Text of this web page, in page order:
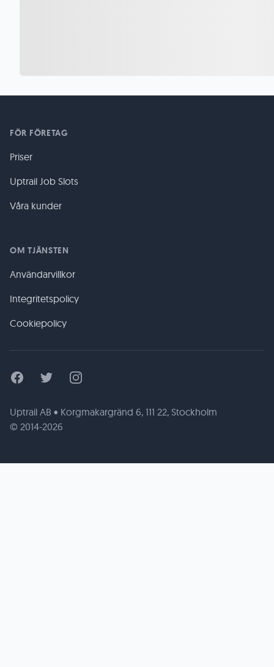
FÖR FÖRETAG
Priser
Uptrail Job Slots
Våra kunder
OM TJÄNSTEN
Användarvillkor
Integritetspolicy
Cookiepolicy
FacebookTwitter Instagram
Uptrail AB • Korgmakargränd 6, 111 22, Stockholm
© 2014-2026